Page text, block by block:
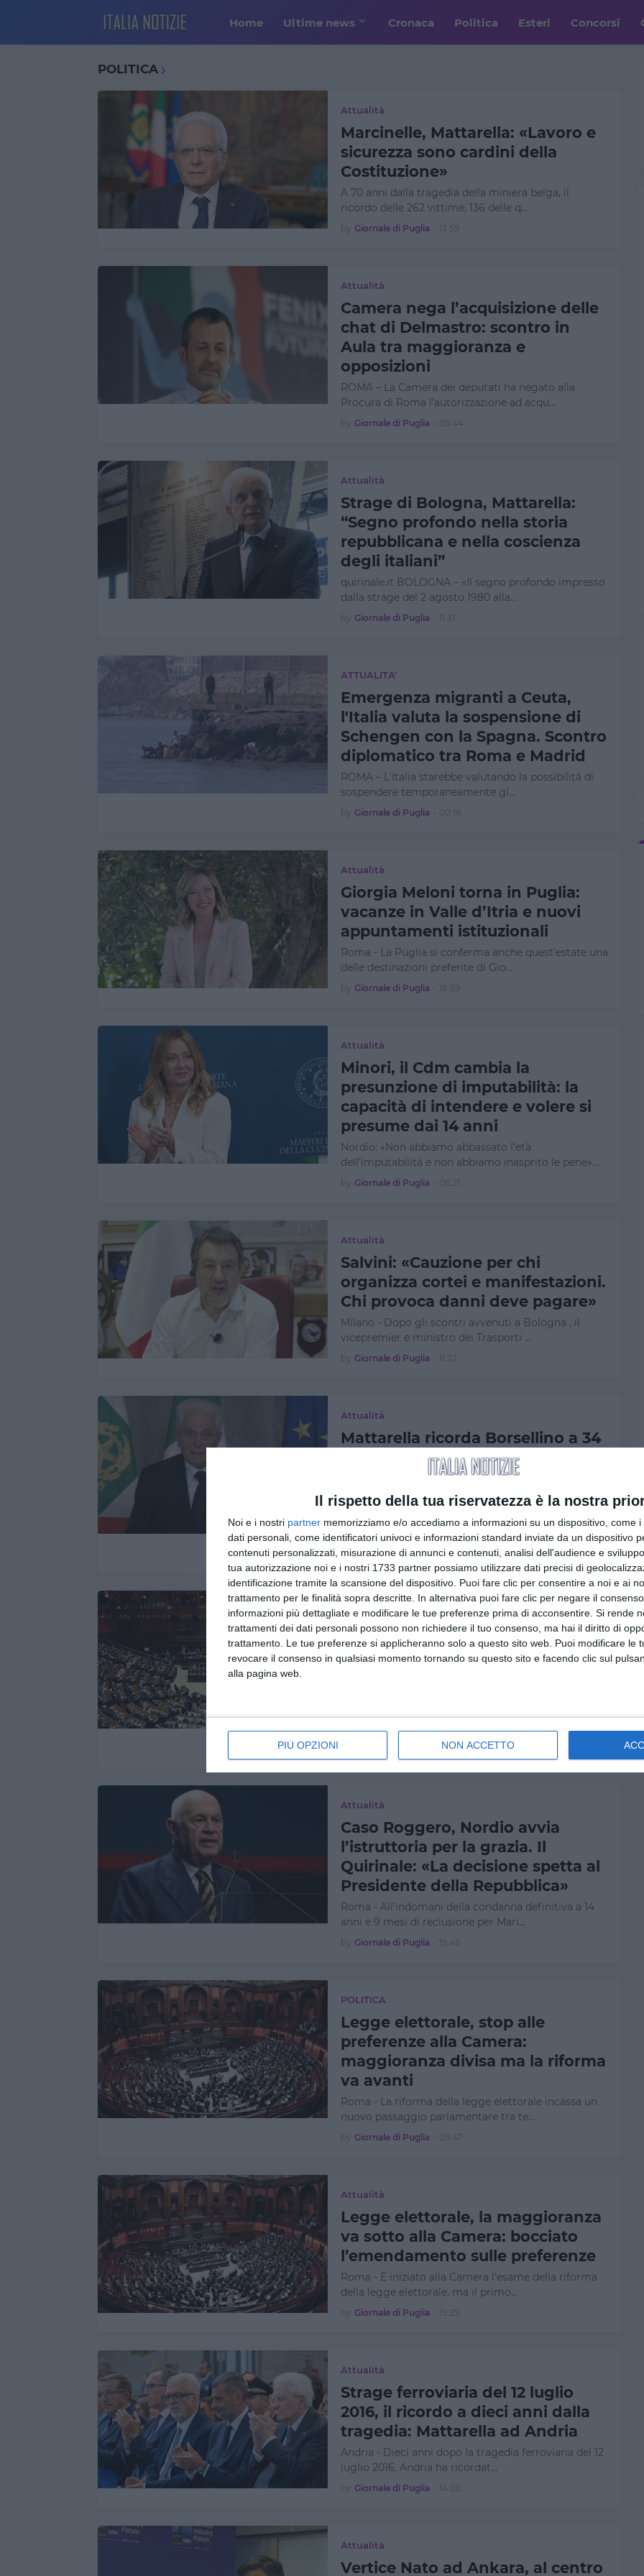
Il rispetto della tua riservatezza è la nostra
Noi e i nostri partner memorizziamo e/o accediamo a informazioni su un dispositivo, come
dati personali, come identificatori univoci e informazioni standard inviate da un dispositivo
contenuti personalizzati, misurazione di annunci e contenuti, analisi dell'audience e
tua autorizzazione noi e i nostri 1733 partner possiamo utilizzare dati precisi di
identificazione tramite la scansione del dispositivo. Puoi fare clic per consentire a noi e ai
trattamento per le finalità sopra descritte. In alternativa puoi fare clic per negare il
informazioni più dettagliate e modificare le tue preferenze prima di acconsentire. Si rende
trattamenti dei dati personali possono non richiedere il tuo consenso, ma hai il diritto di
trattamento. Le tue preferenze si applicheranno solo a questo sito web. Puoi modificare le
revocare il consenso in qualsiasi momento tornando su questo sito e facendo clic sul
alla pagina web.
PIÙ OPZIONI NON ACCETTO
Home Ultime news Cronaca Politica Esteri Concorsi
POLITICA
Attualità
Marcinelle, Mattarella: «Lavoro e
sicurezza sono cardini della
Costituzione»
A 70 anni dalla tragedia della miniera belga, il
ricordo delle 262 vittime, 136 delle q…
by Giornale di Puglia 13:59
Attualità
Camera nega l’acquisizione delle
chat di Delmastro: scontro in
Aula tra maggioranza e
opposizioni
ROMA – La Camera dei deputati ha negato alla
Procura di Roma l’autorizzazione ad acqu…
by Giornale di Puglia 09:44
Attualità
Strage di Bologna, Mattarella:
“Segno profondo nella storia
repubblicana e nella coscienza
degli italiani”
quirinale.it BOLOGNA – «Il segno profondo impresso
dalla strage del 2 agosto 1980 alla…
by Giornale di Puglia 11:31
ATTUALITA'
Emergenza migranti a Ceuta,
l'Italia valuta la sospensione di
Schengen con la Spagna. Scontro
diplomatico tra Roma e Madrid
ROMA – L'Italia starebbe valutando la possibilità di
sospendere temporaneamente gl…
by Giornale di Puglia 00:16
Attualità
Giorgia Meloni torna in Puglia:
vacanze in Valle d’Itria e nuovi
appuntamenti istituzionali
Roma - La Puglia si conferma anche quest’estate una
delle destinazioni preferite di Gio…
by Giornale di Puglia 18:59
Attualità
Minori, il Cdm cambia la
presunzione di imputabilità: la
capacità di intendere e volere si
presume dai 14 anni
Nordio: «Non abbiamo abbassato l’età
dell’imputabilità e non abbiamo inasprito le pene»…
by Giornale di Puglia 06:21
Attualità
Salvini: «Cauzione per chi
organizza cortei e manifestazioni.
Chi provoca danni deve pagare»
Milano - Dopo gli scontri avvenuti a Bologna , il
vicepremier e ministro dei Trasporti …
by Giornale di Puglia 11:22
Attualità
Mattarella ricorda Borsellino a 34
anni dalla strage di via D’Amelio:
“Ha segnato profondamente la
coscienza del Paese”
Roma - Il 19 luglio 1992 Palermo fu colpita da uno
degli attentati mafiosi più drammat…
by Giornale di Puglia - 11:01
POLITICA
La Camera approva la riforma
della legge elettorale, ora il testo
19:48
Attualità
Caso Roggero, Nordio avvia
l’istruttoria per la grazia. Il
Quirinale: «La decisione spetta al
Presidente della Repubblica»
Roma - All’indomani della condanna definitiva a 14
anni e 9 mesi di reclusione per Mari…
by Giornale di Puglia 19:46
POLITICA
Legge elettorale, stop alle
preferenze alla Camera:
maggioranza divisa ma la riforma
va avanti
Roma - La riforma della legge elettorale incassa un
nuovo passaggio parlamentare tra te…
by Giornale di Puglia 09:47
Attualità
Legge elettorale, la maggioranza
va sotto alla Camera: bocciato
l’emendamento sulle preferenze
Roma - È iniziato alla Camera l’esame della riforma
della legge elettorale, ma il primo…
by Giornale di Puglia 19:29
Attualità
Strage ferroviaria del 12 luglio
2016, il ricordo a dieci anni dalla
tragedia: Mattarella ad Andria
Andria - Dieci anni dopo la tragedia ferroviaria del 12
luglio 2016, Andria ha ricordat…
by Giornale di Puglia 14:00
Attualità
Vertice Nato ad Ankara, al centro